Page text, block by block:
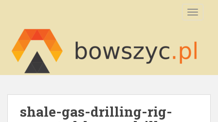
shale-gas-drilling-rig-